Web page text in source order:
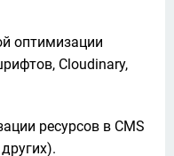
оптимизации
Cloudinary,
ресурсов в CMS